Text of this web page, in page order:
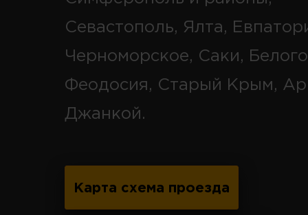
Севастополь, Ялта,
Черноморское, Саки,
Феодосия, Старый Крым,
Джанкой.
Карта схема проезда